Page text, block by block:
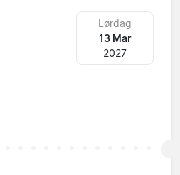
Lørdag
13 Mar
2027